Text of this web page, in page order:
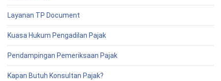
Layanan TP Document
Kuasa Hukum Pengadilan Pajak
Pendampingan Pemeriksaan Pajak
Kapan Butuh Konsultan Pajak?